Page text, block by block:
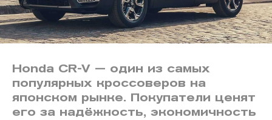
Honda CR-V — один из самых
популярных кроссоверов на
японском рынке. Покупатели ценят
его за надёжность, экономичность